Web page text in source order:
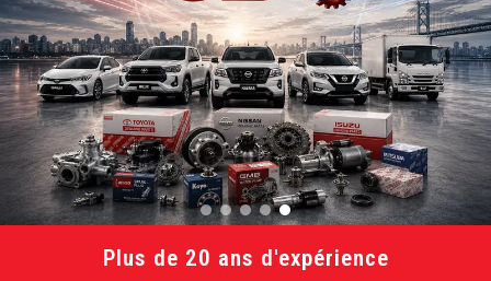
Plus de 20 ans d'expérience